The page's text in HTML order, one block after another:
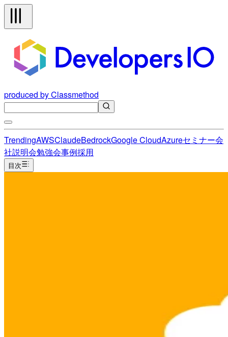
produced by Classmethod
TrendingAWSClaudeBedrockGoogle CloudAzureセミナー会
社説明会勉強会事例採用
目次